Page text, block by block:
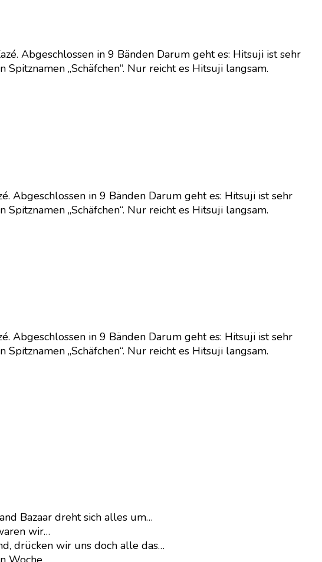
Abgeschlossen in 9 Bänden Darum geht es: Hitsuji ist sehr
„Schäfchen“. Nur reicht es Hitsuji langsam.
Abgeschlossen in 9 Bänden Darum geht es: Hitsuji ist sehr
„Schäfchen“. Nur reicht es Hitsuji langsam.
Abgeschlossen in 9 Bänden Darum geht es: Hitsuji ist sehr
„Schäfchen“. Nur reicht es Hitsuji langsam.
Bazaar dreht sich alles um…
wir…
drücken wir uns doch alle das…